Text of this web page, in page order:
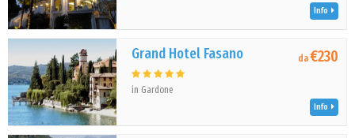
Info
Grand Hotel Fasano
in Gardone
da€230
Info